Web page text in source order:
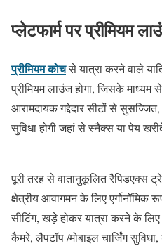
प्लेटफार्म पर प्रीमियम
प्रीमियम कोचसे यात्रा करने वाले
प्रीमियम लाउंज होगा, जिसके माध्यम
आरामदायक गद्देदार सीटों से
सुविधा होगी जहां से स्नैक्स या पेय
पूरी तरह से वातानुकूलित रैपिडएक्स
क्षेत्रीय आवागमन के लिए एर्गोनॉमिक
सीटिंग, खड़े होकर यात्रा करने के लिए
कैमरे, लैपटॉप /मोबाइल चार्जिंग